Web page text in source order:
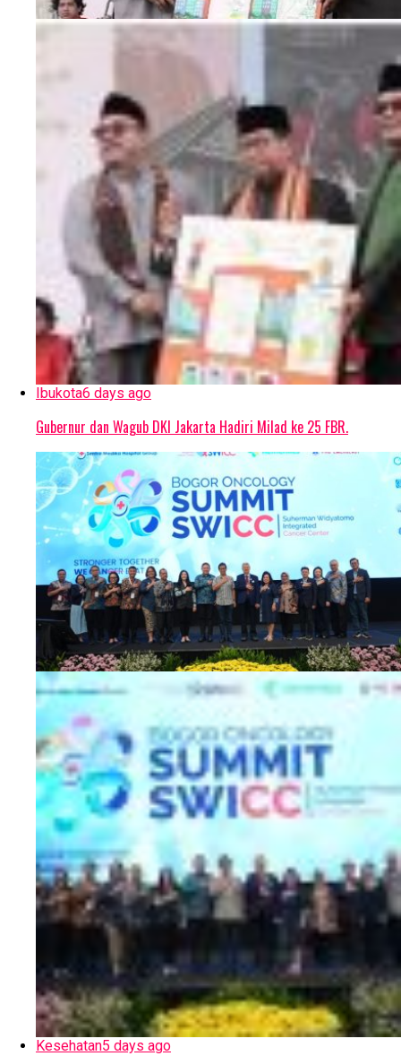
Ibukota6 days ago
Gubernur dan Wagub DKI Jakarta Hadiri Milad ke 25 FBR.
Kesehatan5 days ago